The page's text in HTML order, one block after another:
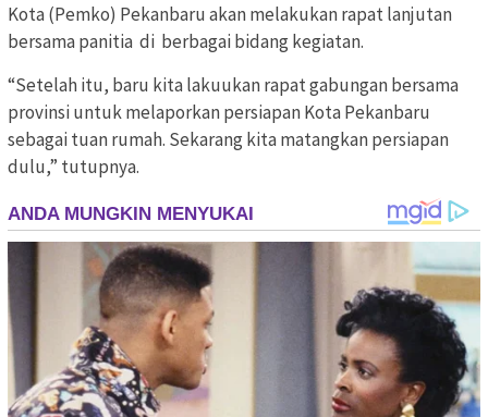
Kota (Pemko) Pekanbaru akan melakukan rapat lanjutan
bersama panitia di berbagai bidang kegiatan.
“Setelah itu, baru kita lakuukan rapat gabungan bersama
provinsi untuk melaporkan persiapan Kota Pekanbaru
sebagai tuan rumah. Sekarang kita matangkan persiapan
dulu,” tutupnya.